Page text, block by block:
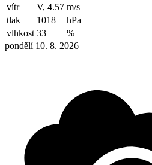
vítr
V, 4.57 m/s
tlak
1018
hPa
vlhkost 33
%
pondělí 10. 8. 2026